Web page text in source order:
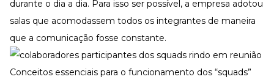
durante o dia a dia. Para isso ser possível, a empresa adotou
salas que acomodassem todos os integrantes de maneira
que a comunicação fosse constante.
Conceitos essenciais para o funcionamento dos “squads”